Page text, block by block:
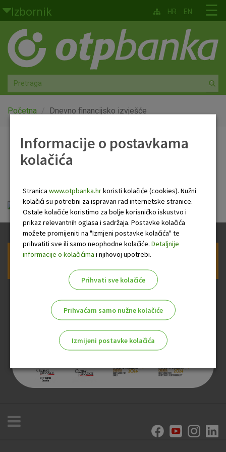
Skoči na glavni sadržaj
Izbornik
Građani
Privatno bankarstvo
Agro
Mala poduzeća i obrtnici
Globalna tržišta
O nama
☰
HR EN
Početna Dnevno financijsko izvješće
Dnevno financijsko
Dnevno financijsko izvješće.pdf
Prijava na newsletter OTP banke
Informacije o postavkama
kolačića
Stranica www.otpbanka.hrkoristi kolačiće (cookies). Nužni
kolačići su potrebni za ispravan rad internetske stranice.
Ostale kolačiće koristimo za bolje korisničko iskustvo i
prikaz relevantnih oglasa i sadržaja. Postavke kolačića
možete promijeniti na "Izmjeni postavke kolačića" te
prihvatiti sve ili samo neophodne kolačiće. Detaljnije
informacije o kolačićima i njihovoj upotrebi.
Prihvati sve kolačiće
Prihvaćam samo nužne kolačiće
Izmijeni postavke kolačića